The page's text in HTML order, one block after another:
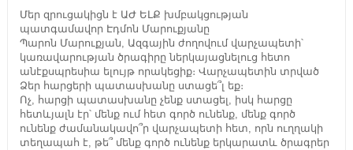
Մեր զրուցակիցն է ԱԺ ԵԼՔ խմբակցության
պատգամավոր Էդմոն Մարուքյանը
Պարոն Մարուքյան, Ազգային ժողովում վարչապետի՝
կառավարության ծրագիրը ներկայացնելուց հետո
անէքսպրեսիա ելույթ որակեցիք։ Վարչապետին տրված
Ձեր հարցերի պատասխանը ստացե՞լ եք։
Ոչ, հարցի պատասխանը չենք ստացել, իսկ հարցը
հետևյալն էր՝ մենք ում հետ գործ ունենք, մենք գործ
ունենք ժամանակավո՞ր վարչապետի հետ, որն ուղղակի
տեղապահ է, թե՞ մենք գործ ունենք երկարատև ծրագրեր